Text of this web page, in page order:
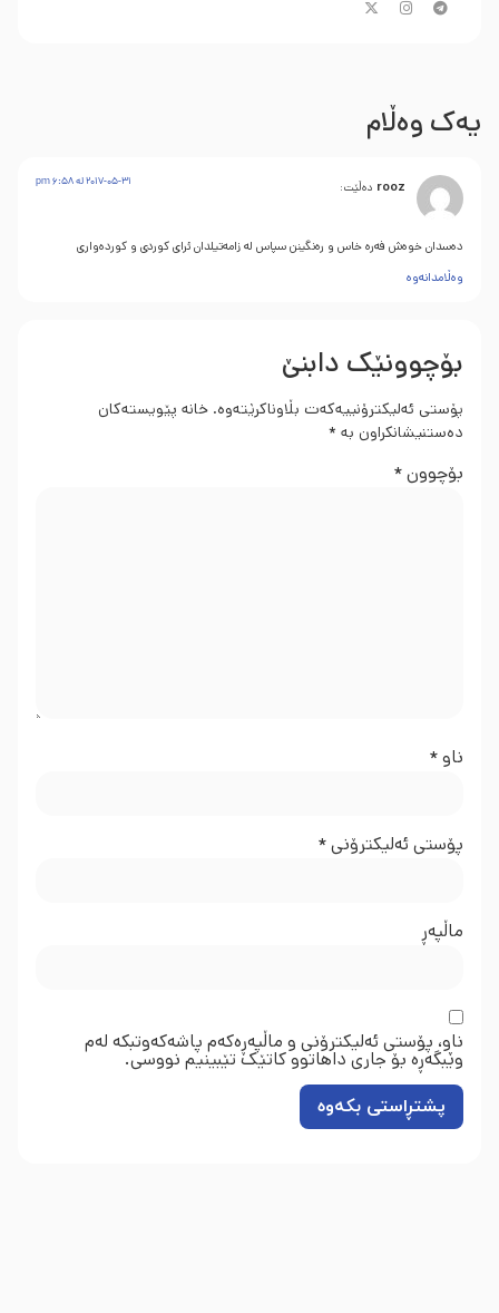
یەک وەڵام
rooz دەڵێت: 2017-05-31 له‌ 6:58 pm
دەسدان خوەش فەرە خاس و رەنگینن سپاس لە زامەتیلدان ئرای کوردی و کوردەواری
وەڵامدانەوە
بۆچوونێک دابنێ
پۆستی ئەلیکترۆنییەکەت بڵاوناکرێتەوە. خانە پێویستەکان
دەستنیشانکراون بە *
بۆچوون*
ناو*
پۆستی ئەلیکترۆنی*
ماڵپه‌ڕ
ناو، پۆستی ئەلیکترۆنی و ماڵپەڕەکەم پاشەکەوتبکە لەم
وێبگەڕە بۆ جاری داهاتوو کاتێک تێبینیم نووسی.